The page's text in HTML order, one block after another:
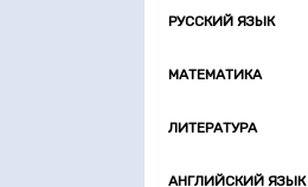
РУССКИЙ ЯЗЫК
МАТЕМАТИКА
ЛИТЕРАТУРА
АНГЛИЙСКИЙ ЯЗЫК